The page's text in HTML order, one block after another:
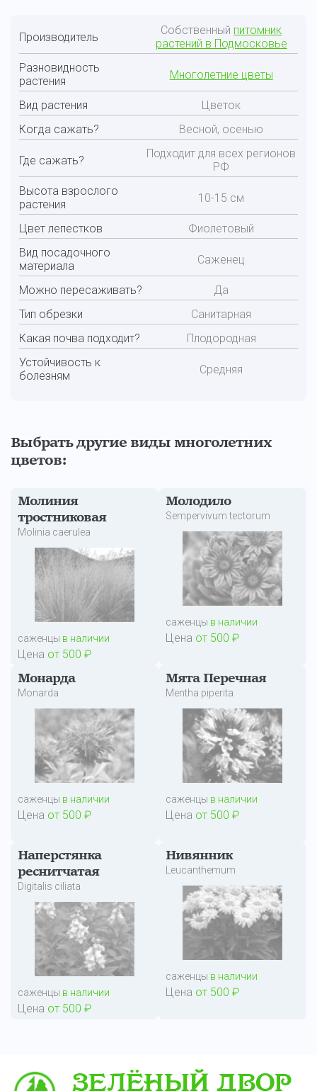
Производитель Собственный питомник
растений в Подмосковье
Разновидность
растения
Многолетние цветы
Вид растения
Цветок
Когда сажать?
Весной, осенью
Где сажать?
Подходит для всех регионов
РФ
Высота взрослого
растения
10-15 см
Цвет лепестков
Фиолетовый
Вид посадочного
материала
Саженец
Можно пересаживать?
Да
Тип обрезки
Санитарная
Какая почва подходит?
Плодородная
Устойчивость к
болезням
Средняя
Выбрать другие виды многолетних
цветов:
Молиния
тростниковая
Molinia caerulea
саженцы в наличии
Цена от 500 ₽
Молодило
Sempervivum tectorum
саженцы в наличии
Цена от 500 ₽
Монарда
Monarda
саженцы в наличии
Цена от 500 ₽
Мята Перечная
Mentha piperita
саженцы в наличии
Цена от 500 ₽
Наперстянка
реснитчатая
Digitalis ciliata
саженцы в наличии
Цена от 500 ₽
Нивянник
Leucanthemum
саженцы в наличии
Цена от 500 ₽